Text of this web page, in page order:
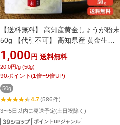
【送料無料】 高知産黄金しょうが粉末
50g 【代引不可】 高知県産 黄金生姜
生姜粉末 しょうがパウダー ジンジャ
ーパウダー 乾燥ショウガ 無添加 温活
冷え対策 生姜 しょうが ショウガ 国産
1,000 円 送料無料
20.0円/g (50g)
90ポイント (1倍+9倍UP)
50g
4.7(586件)
3〜5日以内に発送予定(土日祝除く)
ポイントUPジャンル